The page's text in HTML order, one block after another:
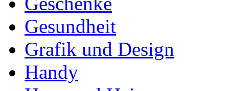
Gesundheit
Grafik und Design
Handy